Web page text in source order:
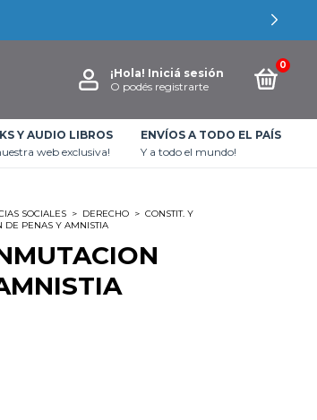
¡Hola! Iniciá sesión
O podés registrarte
0
Y AUDIO LIBROS
web exclusiva!
ENVÍOS A TODO EL PAÍS
Y a todo el mundo!
SOCIALES > DERECHO > CONSTIT. Y
DE PENAS Y AMNISTIA